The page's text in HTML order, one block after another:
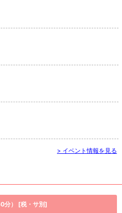
> イベント情報を見る
分） [税・サ別]